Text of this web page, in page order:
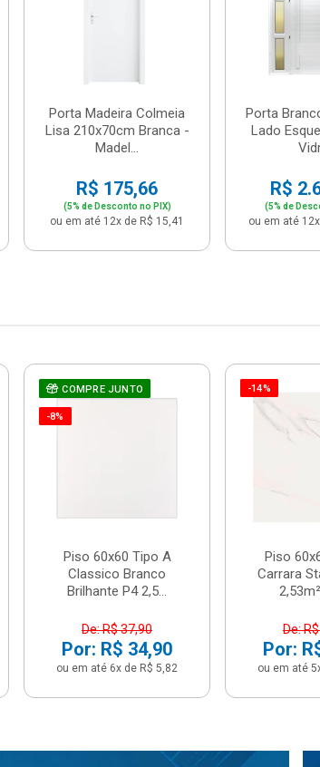
Porta Madeira Colmeia
Lisa 210x70cm Branca -
Madel...
R$ 175,66
(5% de Desconto no PIX)
ou em até 12x de R$ 15,41
Porta
Lado
R$
(5% de
ou em até
COMPRE JUNTO
-8%
Piso 60x60 Tipo A
Classico Branco
Brilhante P4 2,5...
De: R$ 37,90
Por: R$ 34,90
ou em até 6x de R$ 5,82
-14%
Piso
Carrara
De:
Por:
ou em até